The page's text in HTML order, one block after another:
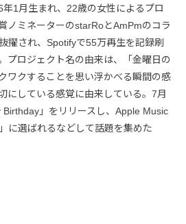
1月生まれ、22歳の女性によるプロ
ノミネーターのstarRoとAmPmのコラ
擢され、Spotifyで55万再生を記録刷
プロジェクト名の由来は、「金曜日の
ワクすることを思い浮かべる瞬間の感
にしている感覚に由来している。7月
」をリリースし、Apple Music
に選ばれるなどして話題を集めた